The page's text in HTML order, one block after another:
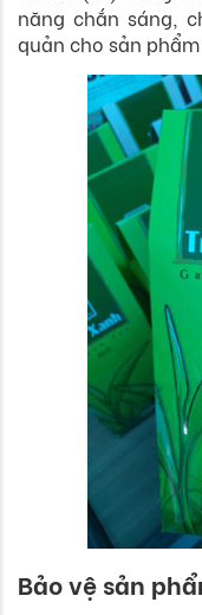
năng chắn sáng,
quản cho sản
Bảo vệ sản